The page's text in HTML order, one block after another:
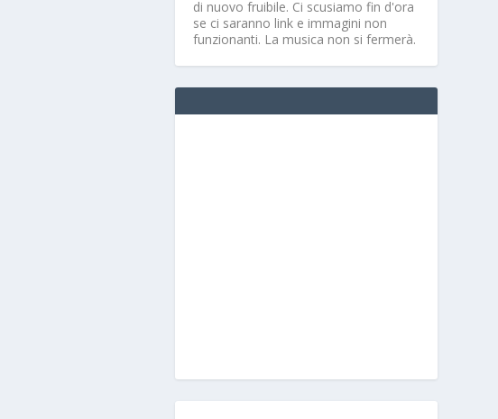
di nuovo fruibile. Ci scusiamo fin d'ora
se ci saranno link e immagini non
funzionanti. La musica non si fermerà.